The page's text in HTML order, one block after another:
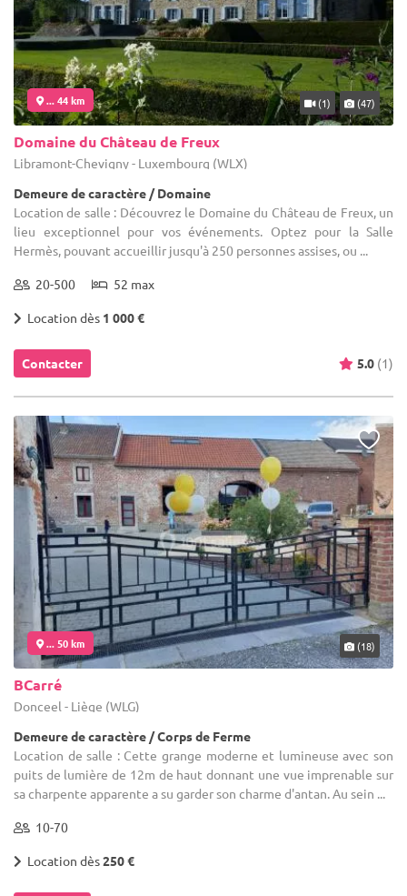
... 44 km (1) (47)
Domaine du Château de Freux
Libramont-Chevigny - Luxembourg (WLX)
Demeure de caractère / Domaine
Location de salle : Découvrez le Domaine du Château de Freux, un
lieu exceptionnel pour vos événements. Optez pour la Salle
Hermès, pouvant accueillir jusqu'à 250 personnes assises, ou ...
20-500 52 max
Location dès 1 000 €
Contacter 5.0 (1)
... 50 km (18)
BCarré
Donceel - Liège (WLG)
Demeure de caractère / Corps de Ferme
Location de salle : Cette grange moderne et lumineuse avec son
puits de lumière de 12m de haut donnant une vue imprenable sur
sa charpente apparente a su garder son charme d'antan. Au sein ...
10-70
Location dès250 €